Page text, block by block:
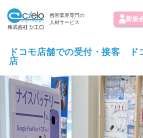
携帯業界専門の
人材サービス
新規
ドコモ店舗での受付・接客 ド
店
お知らせ
お問い合わせ
よくある
利用規約
運営会
プライバシーポリシー